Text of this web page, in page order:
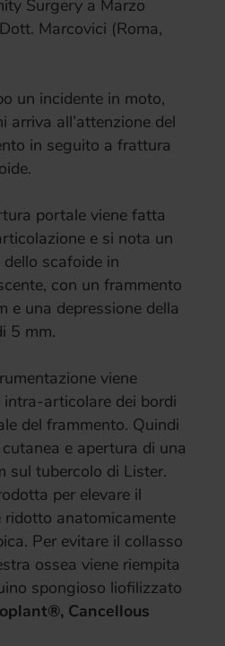
Surgery a Marzo
Marcovici (Roma,
un incidente in moto,
arriva all’attenzione del
in seguito a frattura
portale viene fatta
e si nota un
scafoide in
con un frammento
e una depressione della
5 mm.
viene
intra-articolare dei bordi
del frammento. Quindi
e apertura di una
sul tubercolo di Lister.
per elevare il
ridotto anatomicamente
Per evitare il collasso
ossea viene riempita
spongioso liofilizzato
Cancellous